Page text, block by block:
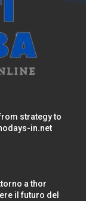
strategy to
in.net
a thor
il futuro del